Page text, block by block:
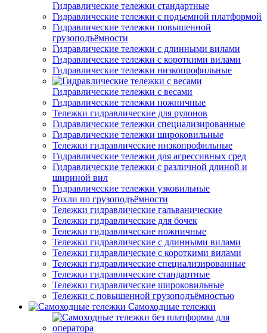
Гидравлические тележки стандартные
Гидравлические тележки с подъемной платформой
Гидравлические тележки повышенной
грузоподъёмности
Гидравлические тележки с длинными вилами
Гидравлические тележки с короткими вилами
Гидравлические тележки низкопрофильные
Гидравлические тележки с весами
Гидравлические тележки ножничные
Тележки гидравлические для рулонов
Гидравлические тележки специализированные
Гидравлические тележки широковильные
Тележки гидравлические низкопрофильные
Гидравлические тележки для агрессивных сред
Гидравлические тележки с различной длиной и
шириной вил
Гидравлические тележки узковильные
Рохли по грузоподъёмности
Тележки гидравлические гальванические
Тележки гидравлические для бочек
Тележки гидравлические ножничные
Тележки гидравлические с длинными вилами
Тележки гидравлические с короткими вилами
Тележки гидравлические специализированные
Тележки гидравлические стандартные
Тележки гидравлические широковильные
Тележки с повышенной грузоподъёмностью
Самоходные тележки